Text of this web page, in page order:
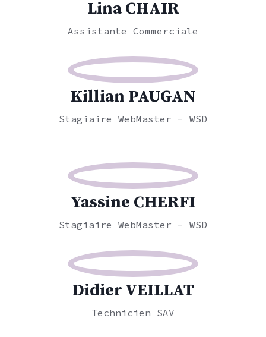
Lina CHAIR
Assistante Commerciale
Killian PAUGAN
Stagiaire WebMaster - WSD
Yassine CHERFI
Stagiaire WebMaster - WSD
Didier VEILLAT
Technicien SAV